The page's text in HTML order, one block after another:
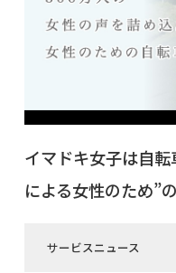
イマドキ女子は自
による女性のため”
サービスニュース